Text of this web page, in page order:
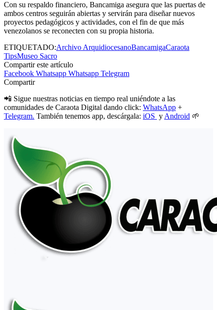
Con su respaldo financiero, Bancamiga asegura que las puertas de
ambos centros seguirán abiertas y servirán para diseñar nuevos
proyectos pedagógicos y actividades, con el fin de que más
venezolanos se reconecten con su propia historia.
ETIQUETADO:Archivo ArquidiocesanoBancamigaCaraota
TipsMuseo Sacro
Compartir este artículo
Facebook Whatsapp Whatsapp Telegram
Compartir
📲 Sigue nuestras noticias en tiempo real uniéndote a las
comunidades de Caraota Digital dando click: WhatsApp +
Telegram. También tenemos app, descárgala: iOS y Android 🌱